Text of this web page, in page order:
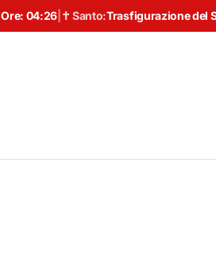
|Ore: 04:26| ✝ Santo:Trasfigurazione del